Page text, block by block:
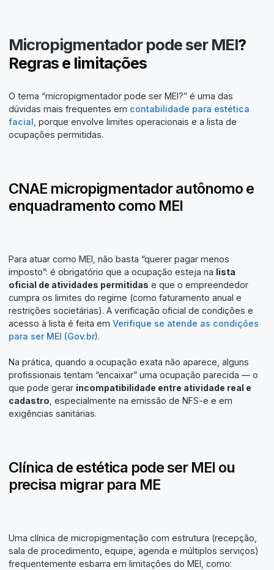
Micropigmentador pode ser MEI?
Regras e limitações
O tema “micropigmentador pode ser MEI?” é uma das
dúvidas mais frequentes em contabilidade para estética
facial , porque envolve limites operacionais e a lista de
ocupações permitidas.
CNAE micropigmentador autônomo e
enquadramento como MEI
Para atuar como MEI, não basta “querer pagar menos
imposto”: é obrigatório que a ocupação esteja na lista
oficial de atividades permitidas e que o empreendedor
cumpra os limites do regime (como faturamento anual e
restrições societárias). A verificação oficial de condições e
acesso à lista é feita emVerifique se atende as condições
para ser MEI (Gov.br).
Na prática, quando a ocupação exata não aparece, alguns
profissionais tentam “encaixar” uma ocupação parecida — o
que pode gerar incompatibilidade entre atividade real e
cadastro , especialmente na emissão de NFS-e e em
exigências sanitárias.
Clínica de estética pode ser MEI ou
precisa migrar para ME
Uma clínica de micropigmentação com estrutura (recepção,
sala de procedimento, equipe, agenda e múltiplos serviços)
frequentemente esbarra em limitações do MEI, como: